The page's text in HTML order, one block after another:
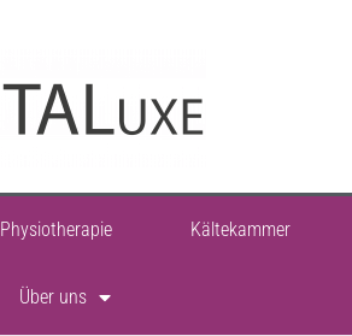
Physiotherapie Kältekammer
Über uns